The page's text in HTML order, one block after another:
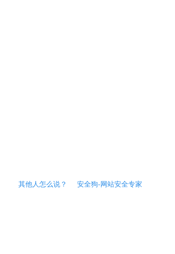
其他人怎么说？ 安全狗-网站安全专家